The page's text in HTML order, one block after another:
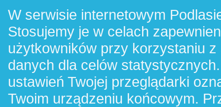
W serwisie internetowym
Stosujemy je w celach
użytkowników przy korzystaniu
danych dla celów
ustawień Twojej przeglądarki
Twoim urządzeniu końcowym.